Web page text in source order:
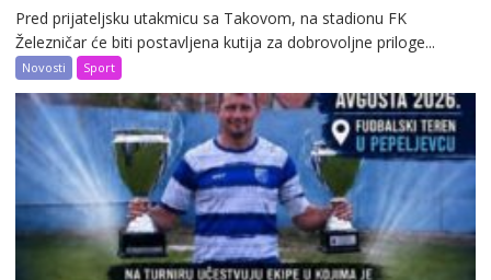
Pred prijateljsku utakmicu sa Takovom, na stadionu FK
Železničar će biti postavljena kutija za dobrovoljne priloge...
Novosti Sport